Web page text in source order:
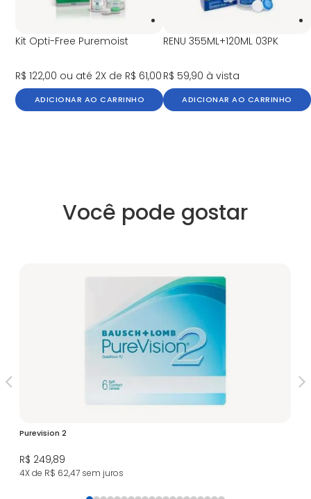
Kit Opti-Free Puremoist
R$ 122,00 ou até 2X de R$ 61,00
ADICIONAR AO CARRINHO
RENU 355ML+120ML 03PK
R$ 59,90 à vista
ADICIONAR AO CARRINHO
Você pode gostar
Purevision 2
R$ 249,89
4X de R$ 62,47 sem juros